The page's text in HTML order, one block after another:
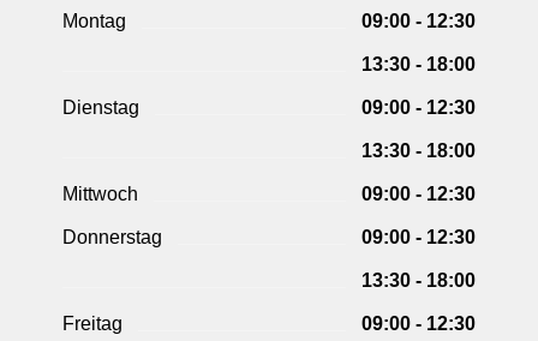
Montag 09:00 - 12:30
13:30 - 18:00
Dienstag 09:00 - 12:30
13:30 - 18:00
Mittwoch 09:00 - 12:30
Donnerstag 09:00 - 12:30
13:30 - 18:00
Freitag 09:00 - 12:30